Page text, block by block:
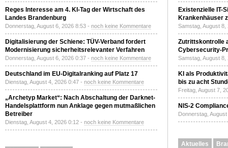
Reges Interesse am 4. KI-Tag der Wirtschaft des
Landes Brandenburg
Donnerstag, August 6, 2026 8:53 - noch keine Kommentare
Digitalisierung der Schiene: TÜV-Verband fordert
Modernisierung sicherheitsrelevanter Verfahren
Donnerstag, August 6, 2026 0:37 - noch keine Kommentare
Deutschland im EU-Digitalranking auf Platz 17
Dienstag, August 4, 2026 0:47 - noch keine Kommentare
„Archetyp Market“: Nach Abschaltung der Darknet-
Handelsplattform nun Anklage gegen mutmaßlichen
Betreiber
Dienstag, August 4, 2026 0:12 - noch keine Kommentare
Existenzielle IT-
Krankenhäuser
Samstag, August
Zutrittskontrolle
Cybersecurity-
Samstag, August
KI als
bis zu acht
Freitag, August 7,
NIS-2
Donnerstag,
Aktuelles